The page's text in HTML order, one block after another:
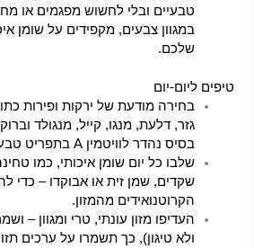
טבעיים ובלי לחשוש מפגמים או
במגוון צבעים, מקפידים על שומן
שלכם.
טיפים ליום-יום
בחירה מודעת של ירקות ופירות
גזר, דלעת, מנגו, קייל, מנגולד
בסיס נהדר לוויטמין A בתפריט טבעי וצבעוני.
שלבו כל יום שומן איכותי, כמו
שקדים, שמן זית או אבוקדו – כדי
הקרוטנואידים מהמזון.
העדיפו מזון עונתי, טרי ומגוון –
ולא טיגון), כך תשמרו על ערכים